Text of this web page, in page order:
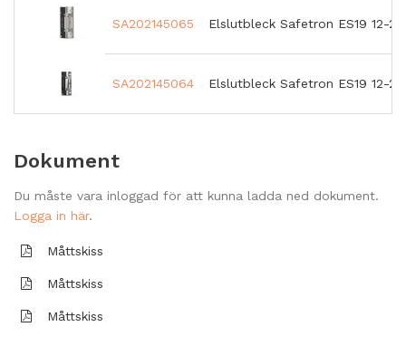
SA202145065 Elslutbleck Safetron ES19 12-
SA202145064 Elslutbleck Safetron ES19 12-
Dokument
Du måste vara inloggad för att kunna ladda ned dokument.
Logga in här.
Måttskiss
Måttskiss
Måttskiss